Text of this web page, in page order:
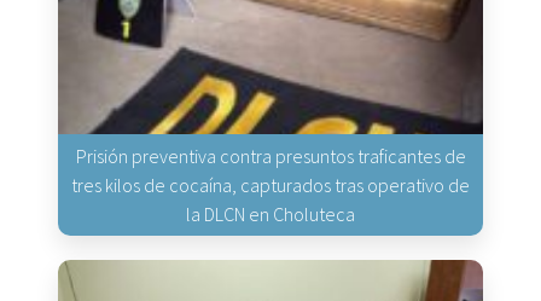
Prisión preventiva contra presuntos traficantes de
tres kilos de cocaína, capturados tras operativo de
la DLCN en Choluteca